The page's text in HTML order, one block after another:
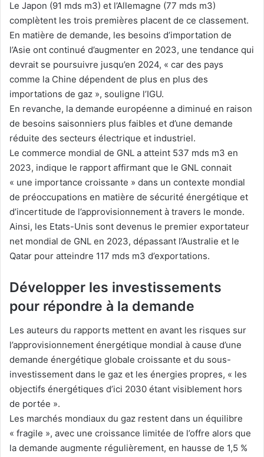
Le Japon (91 mds m3) et l’Allemagne (77 mds m3)
complètent les trois premières placent de ce classement.
En matière de demande, les besoins d’importation de
l’Asie ont continué d’augmenter en 2023, une tendance qui
devrait se poursuivre jusqu’en 2024, « car des pays
comme la Chine dépendent de plus en plus des
importations de gaz », souligne l’IGU.
En revanche, la demande européenne a diminué en raison
de besoins saisonniers plus faibles et d’une demande
réduite des secteurs électrique et industriel.
Le commerce mondial de GNL a atteint 537 mds m3 en
2023, indique le rapport affirmant que le GNL connait
« une importance croissante » dans un contexte mondial
de préoccupations en matière de sécurité énergétique et
d’incertitude de l’approvisionnement à travers le monde.
Ainsi, les Etats-Unis sont devenus le premier exportateur
net mondial de GNL en 2023, dépassant l’Australie et le
Qatar pour atteindre 117 mds m3 d’exportations.
Développer les investissements
pour répondre à la demande
Les auteurs du rapports mettent en avant les risques sur
l’approvisionnement énergétique mondial à cause d’une
demande énergétique globale croissante et du sous-
investissement dans le gaz et les énergies propres, « les
objectifs énergétiques d’ici 2030 étant visiblement hors
de portée ».
Les marchés mondiaux du gaz restent dans un équilibre
« fragile », avec une croissance limitée de l’offre alors que
la demande augmente régulièrement, en hausse de 1,5 %